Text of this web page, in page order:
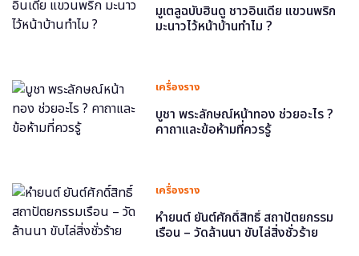
มูเตลูฉบับฮินดู ชาวอินเดีย แขวนพริก
มะนาวไว้หน้าบ้านทำไม ?
เครื่องราง
บูชา พระลักษณ์หน้าทอง ช่วยอะไร ?
คาถาและข้อห้ามที่ควรรู้
เครื่องราง
หำยนต์ ยันต์ศักดิ์สิทธิ์ สถาปัตยกรรม
เรือน – วัดล้านนา ขับไล่สิ่งชั่วร้าย